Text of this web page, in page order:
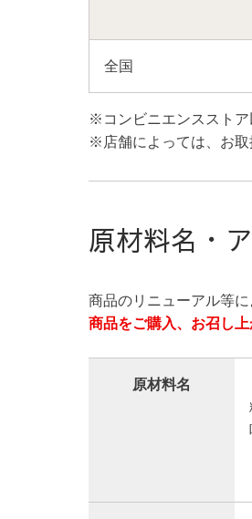
全国
※コンビニエンスストア
※店舗によっては、お取
原材料名・
商品のリニューアル等
商品をご購入、お召し
原材料名